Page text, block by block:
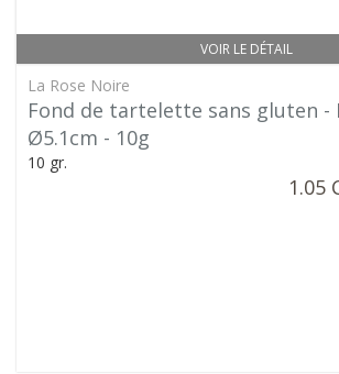
VOIR LE DÉTAIL
La Rose Noire
Fond de tartelette sans gluten -
Ø5.1cm - 10g
10 gr.
1.05